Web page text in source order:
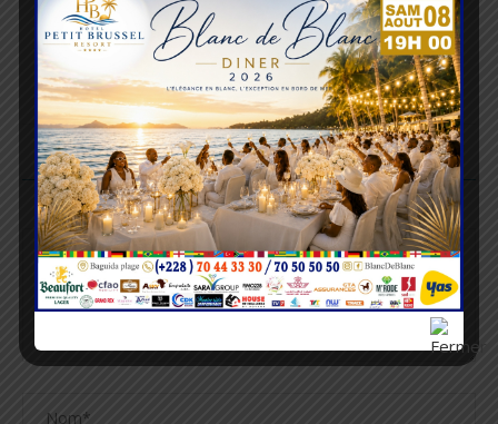
article suivant
TRANSPORT AÉRIEN : UNE COOPÉRATION
RENFORCÉE ENTRE LE TOGO ET LE GHANA
LAISSER UN COMMENTAIRE